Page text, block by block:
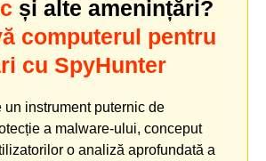
și alte amenințări?
computerul pentru
cu SpyHunter
un instrument puternic de
a malware-ului, conceput
o analiză aprofundată a